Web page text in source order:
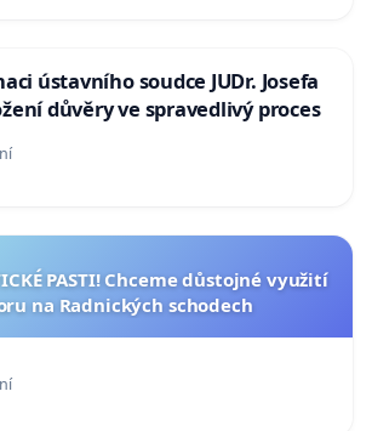
ústavního soudce JUDr. Josefa
důvěry ve spravedlivý proces
PASTI! Chceme důstojné využití
na Radnických schodech